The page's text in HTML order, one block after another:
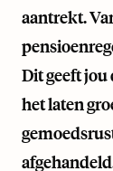
aantrekt.
Dit geeft
het laten